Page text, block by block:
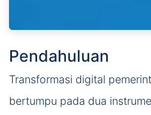
Pendahuluan
Transformasi digital
bertumpu pada dua